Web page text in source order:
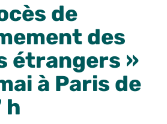
de
des
étrangers »
à Paris de
h